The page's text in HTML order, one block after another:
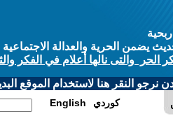
الحرية والعدالة الاجتماعية
والتى نالها أعلام في الفكر
نرجو النقر هنا لاستخدام الموقع
English كوردي